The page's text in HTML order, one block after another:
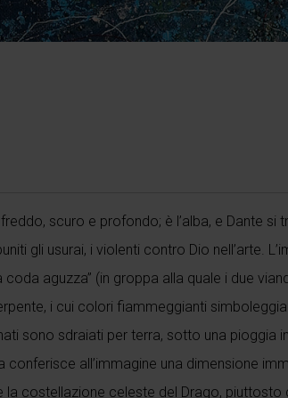
scuro e profondo; è l’alba, e Dante si
gli usurai, i violenti contro Dio nell’arte.
aguzza” (in groppa alla quale i due
i cui colori fiammeggianti
sono sdraiati per terra, sotto una pioggia
all’immagine una dimensione
costellazione celeste del Drago, piuttosto